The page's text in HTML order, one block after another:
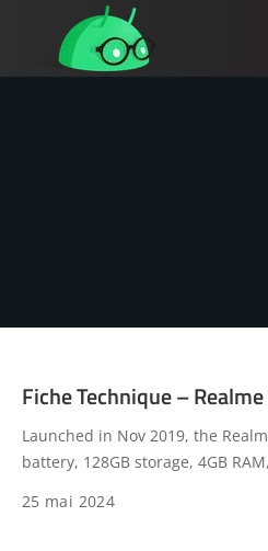
Fiche Technique –
Launched in Nov 2019, the
battery, 128GB storage, 4GB
25 mai 2024